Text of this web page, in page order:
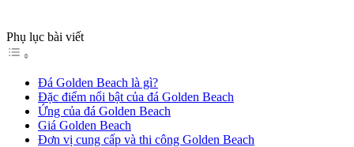
Phụ lục bài viết
Đá Golden Beach là gì?
Đặc điểm nổi bật của đá Golden Beach
Ứng của đá Golden Beach
Giá Golden Beach
Đơn vị cung cấp và thi công Golden Beach